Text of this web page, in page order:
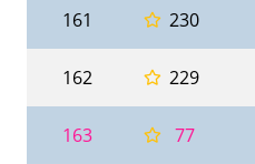
161 230
162 229
163 77